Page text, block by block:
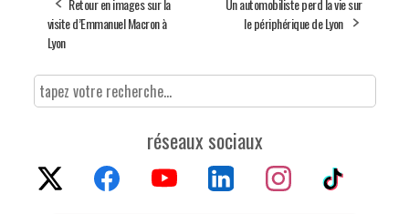
visite d’Emmanuel Macron à
Lyon
le périphérique de Lyon
réseaux sociaux